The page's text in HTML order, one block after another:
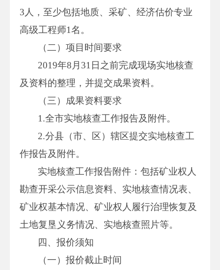
3人，至少包括地质、采矿、经济估价专业
高级工程师1名。
（二）项目时间要求
2019年8月31日之前完成现场实地核查
及资料的整理，并提交成果资料。
（三）成果资料要求
1.全市实地核查工作报告及附件。
2.分县（市、区）辖区提交实地核查工
作报告及附件。
实地核查工作报告附件：包括矿业权人
勘查开采公示信息资料、实地核查情况表、
矿业权基本情况、矿业权人履行治理恢复及
土地复垦义务情况、实地核查照片等。
四、报价须知
（一）报价截止时间